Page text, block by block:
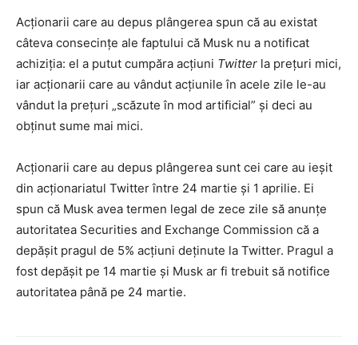
Acționarii care au depus plângerea spun că au existat
câteva consecințe ale faptului că Musk nu a notificat
achiziția: el a putut cumpăra acțiuni Twitter la prețuri mici,
iar acționarii care au vândut acțiunile în acele zile le-au
vândut la prețuri „scăzute în mod artificial” și deci au
obținut sume mai mici.
Acționarii care au depus plângerea sunt cei care au ieșit
din acționariatul Twitter între 24 martie și 1 aprilie. Ei
spun că Musk avea termen legal de zece zile să anunțe
autoritatea Securities and Exchange Commission că a
depășit pragul de 5% acțiuni deținute la Twitter. Pragul a
fost depășit pe 14 martie și Musk ar fi trebuit să notifice
autoritatea până pe 24 martie.